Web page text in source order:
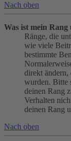
Nach oben
Was ist mein
Ränge, die
wie viele
bestimmte
direkt
wurden. Bitte
deinen Rang
Verhalten
deinen Rang
Nach oben